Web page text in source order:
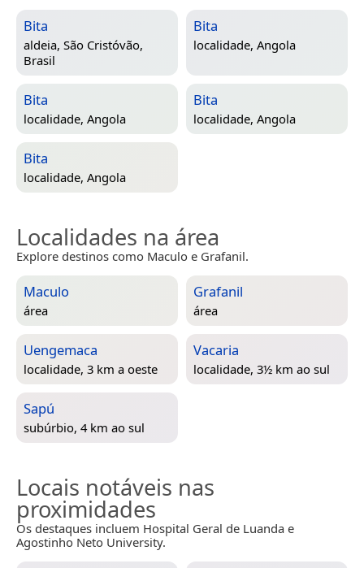
Bita
aldeia, São Cristóvão,
Brasil
Bita
localidade, Angola
Bita
localidade, Angola
Bita
localidade, Angola
Bita
localidade, Angola
Localidades na área
Explore destinos como Maculo e Grafanil.
Maculo
área
Grafanil
área
Uengemaca
localidade, 3 km a oeste
Vacaria
localidade, 3½ km ao sul
Sapú
subúrbio, 4 km ao sul
Locais notáveis nas
proximidades
Os destaques incluem Hospital Geral de Luanda e
Agostinho Neto University.